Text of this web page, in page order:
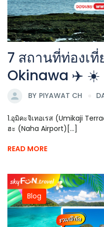
7 สถานที่ท่องเ
Okinawa ✈️ ☀️
BY PIYAWAT CH
1.อุมิคะจิเทอเรส (Umikaji
ฮะ (Naha Airport)[...]
READ MORE
Blog